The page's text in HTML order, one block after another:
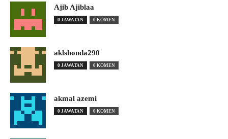
Ajib Ajiblaa
0 JAWATAN 0 KOMEN
aklshonda290
0 JAWATAN 0 KOMEN
akmal azemi
0 JAWATAN 0 KOMEN